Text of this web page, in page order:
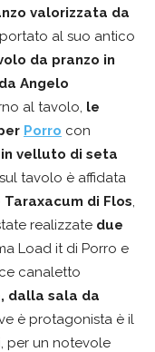
valorizzata da
al suo antico
da pranzo in
Angelo
al tavolo, le
Porro con
in velluto di seta
tavolo è affidata
di Flos,
realizzate due
Load it di Porro e
canaletto
dalla sala da
è protagonista è il
per un notevole